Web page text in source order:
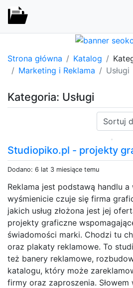
Strona główna Katalog
Marketing i Reklama
Usługi
Kategoria: Usługi
Sortuj:
Studiopiko.pl - projekty
Dodano: 6 lat 3 miesiące temu
Reklama jest podstawą handlu
wyśmienicie czuje się firma
jakich usług złożona jest jej
projekty graficzne
świadomości marki. Chodzi tu
oraz plakaty reklamowe. To
też banery reklamowe,
katalogu, który może
firmy oraz zaproszenia.